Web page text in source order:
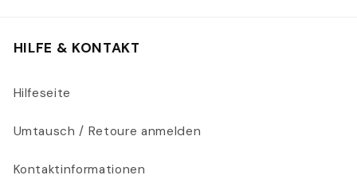
HILFE & KONTAKT
Hilfeseite
Umtausch / Retoure anmelden
Kontaktinformationen